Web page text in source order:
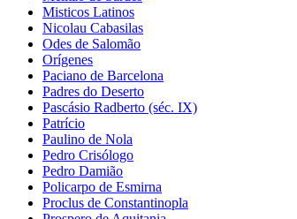
Misticos Latinos
Nicolau Cabasilas
Odes de Salomão
Orígenes
Paciano de Barcelona
Padres do Deserto
Pascásio Radberto (séc. IX)
Patrício
Paulino de Nola
Pedro Crisólogo
Pedro Damião
Policarpo de Esmirna
Proclus de Constantinopla